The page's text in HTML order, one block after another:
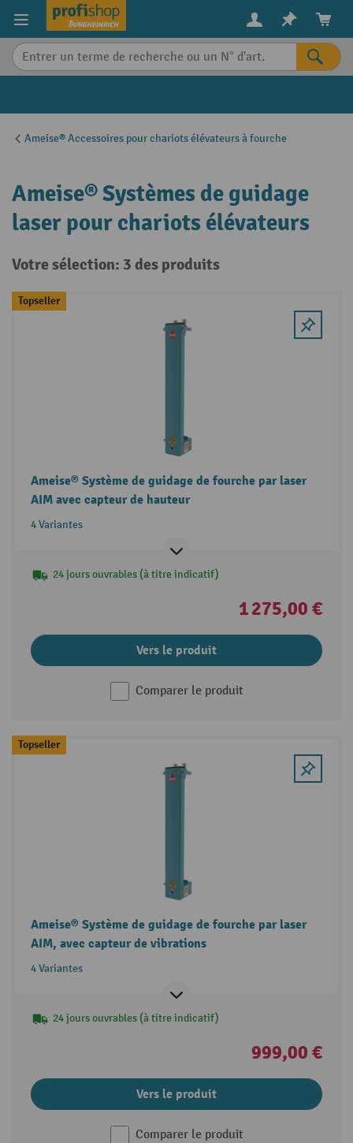
content
Ameise® Accessoires pour chariots élévateurs à fourche
Ameise® Systèmes de guidage
laser pour chariots élévateurs
Votre sélection: 3 des produits
Topseller
Ameise® Système de guidage de fourche par laser
AIM avec capteur de hauteur
4 Variantes
24 jours ouvrables (à titre indicatif)
1 275,00 €
Vers le produit
Comparer le produit
Topseller
Ameise® Système de guidage de fourche par laser
AIM, avec capteur de vibrations
4 Variantes
24 jours ouvrables (à titre indicatif)
999,00 €
Vers le produit
Comparer le produit